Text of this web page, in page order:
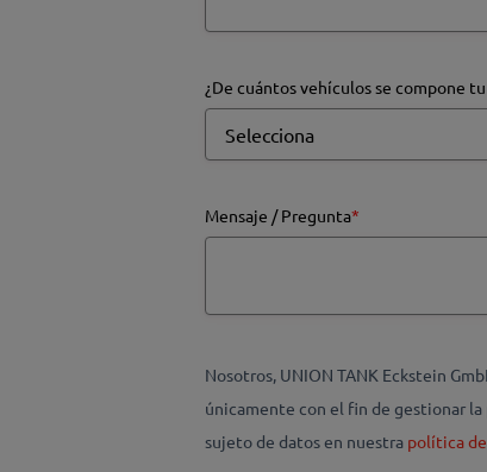
¿De cuántos vehículos se compone
Mensaje / Pregunta*
Nosotros, UNION TANK Eckstein
únicamente con el fin de gestionar
sujeto de datos en nuestra política